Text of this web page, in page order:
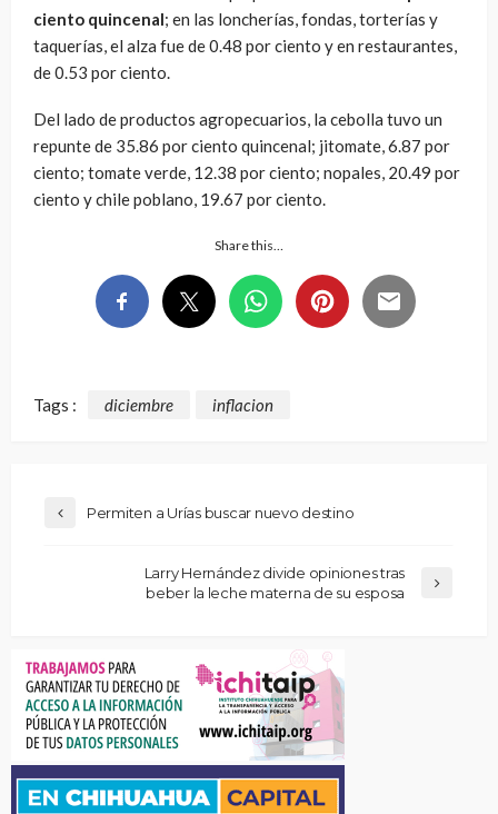
ciento quincenal; en las loncherías, fondas, torterías y
taquerías, el alza fue de 0.48 por ciento y en restaurantes,
de 0.53 por ciento.
Del lado de productos agropecuarios, la cebolla tuvo un
repunte de 35.86 por ciento quincenal; jitomate, 6.87 por
ciento; tomate verde, 12.38 por ciento; nopales, 20.49 por
ciento y chile poblano, 19.67 por ciento.
Share this…
Tags : diciembre inflacion
Permiten a Urías buscar nuevo destino
Larry Hernández divide opiniones tras
beber la leche materna de su esposa